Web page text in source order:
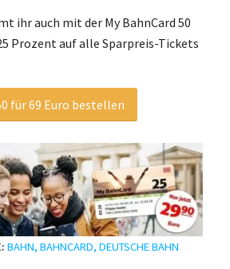
ihr auch mit der My BahnCard 50
Prozent auf alle Sparpreis-Tickets
für 69 Euro bestellen
BAHN, BAHNCARD, DEUTSCHE BAHN